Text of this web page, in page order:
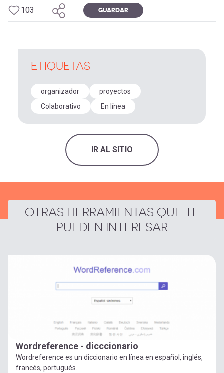
103 GUARDAR
ETIQUETAS
organizador
proyectos
Colaborativo
En línea
IR AL SITIO
OTRAS HERRAMIENTAS QUE TE
PUEDEN INTERESAR
Wordreference - dicccionario
Wordreference es un diccionario en línea en español, inglés,
francés, portugués.